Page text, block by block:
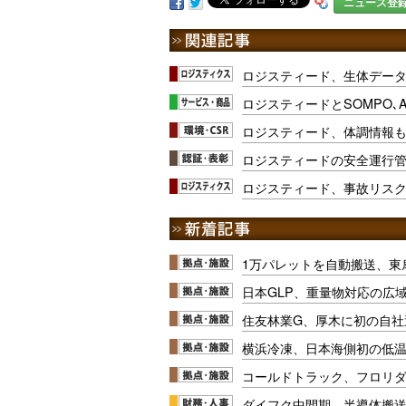
ロジスティード、生体デー
ロジスティードとSOMPO､
ロジスティード、体調情報
ロジスティードの安全運行
ロジスティード、事故リス
1万パレットを自動搬送、
日本GLP、重量物対応の広
住友林業G、厚木に初の自
横浜冷凍、日本海側初の低
コールドトラック、フロリ